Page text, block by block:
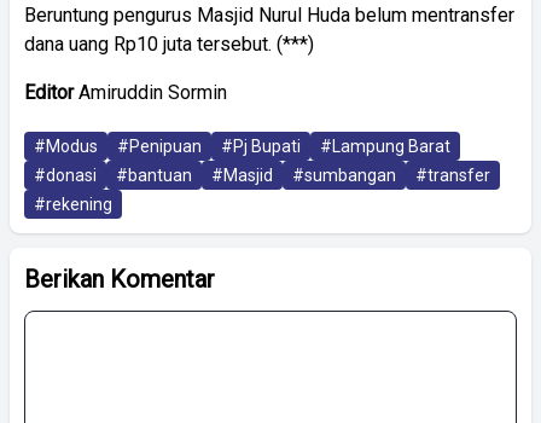
Beruntung pengurus Masjid Nurul Huda belum mentransfer
dana uang Rp10 juta tersebut. (***)
EditorAmiruddin Sormin
#Modus #Penipuan #Pj Bupati
#Lampung Barat
#donasi
#bantuan #Masjid #sumbangan
#transfer
#rekening
Berikan Komentar